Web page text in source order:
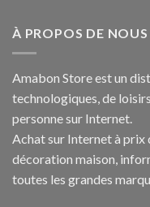
À PROPOS DE NOUS
Amabon Store est un
technologiques, de
personne sur Internet.
Achat sur Internet à prix
décoration maison,
toutes les grandes